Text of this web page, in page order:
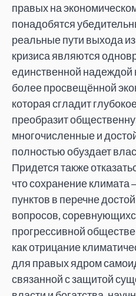
правых на
понадобятся
реальные пути выхода
кризиса являются
единственной надеждой
более просвещённой
которая сгладит
преобразит
многочисленные и
полностью обуздает
Придется также
что сохранение климата
пунктов в перечне
вопросов,
прогрессивной
как отрицание
для правых ядром
связанной с защитой